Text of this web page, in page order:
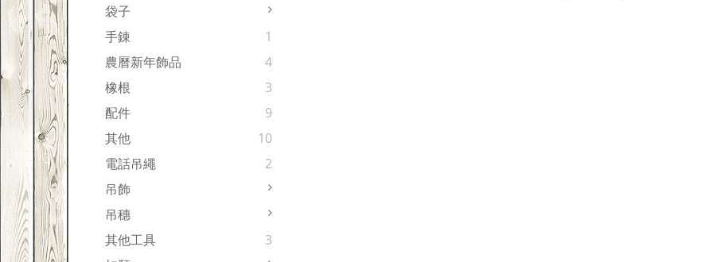
袋子
手錬
1
農曆新年飾品
4
橡根
3
配件
9
其他
10
電話吊繩
2
吊飾
吊穗
其他工具
3